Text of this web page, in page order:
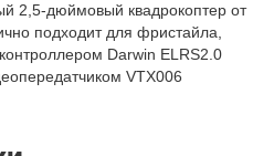
2,5-дюймовый квадрокоптер от
подходит для фристайла,
Darwin ELRS2.0
VTX006